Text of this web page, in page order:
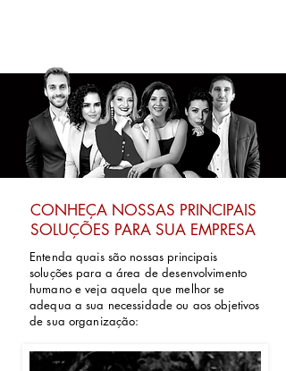
CONHEÇA NOSSAS PRINCIPAIS
SOLUÇÕES PARA SUA EMPRESA
Entenda quais são nossas principais
soluções para a área de desenvolvimento
humano e veja aquela que melhor se
adequa a sua necessidade ou aos objetivos
de sua organização: